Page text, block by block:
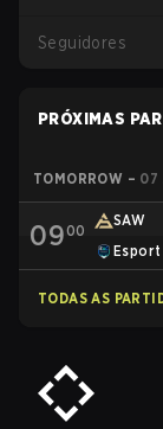
Seguidores
PRÓXIMAS
TOMORROW – 07
0900
SAW
Esport
TODAS AS